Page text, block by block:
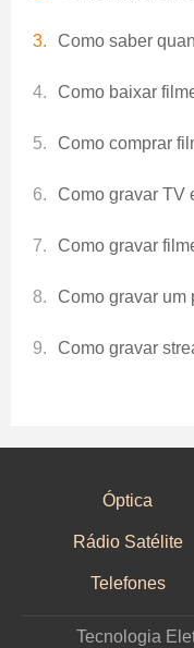
Como saber
Como baixar
Como comprar
Como gravar TV
Como gravar
Como gravar um
Como gravar
Óptica
Rádio Satélite
Telefones
Tecnologia